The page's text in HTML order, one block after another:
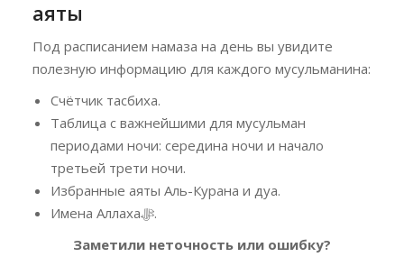
аяты
Под расписанием намаза на день вы увидите
полезную информацию для каждого мусульманина:
Счётчик тасбиха.
Таблица с важнейшими для мусульман
периодами ночи: середина ночи и начало
третьей трети ночи.
Избранные аяты Аль-Курана и дуа.
Имена Аллахаﷻ.
Заметили неточность или ошибку?